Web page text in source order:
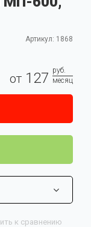
Артикул: 1868
от 127 руб.
месяц
к сравнению